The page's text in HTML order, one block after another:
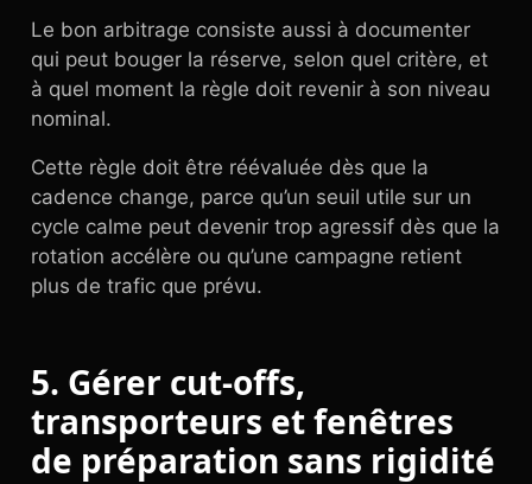
Le bon arbitrage consiste aussi à documenter
qui peut bouger la réserve, selon quel critère, et
à quel moment la règle doit revenir à son niveau
nominal.
Cette règle doit être réévaluée dès que la
cadence change, parce qu’un seuil utile sur un
cycle calme peut devenir trop agressif dès que la
rotation accélère ou qu’une campagne retient
plus de trafic que prévu.
5. Gérer cut-offs,
transporteurs et fenêtres
de préparation sans rigidité